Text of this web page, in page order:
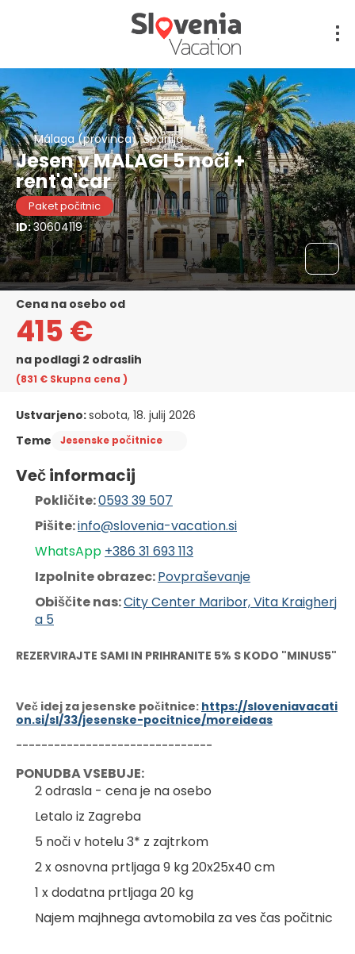
Málaga (provinca), Španija
Jesen v MALAGI 5 noči +
rent'a'car
Paket počitnic
ID:30604119
cena na osebo od
415 €
na podlagi 2 odraslih
(831 € Skupna cena )
Ustvarjeno:sobota, 18. julij 2026
Teme
Jesenske počitnice
Več informacij
Pokličite: 0593 39 507
Pišite: info@slovenia-vacation.si
WhatsApp +386 31 693 113
Izpolnite obrazec: Povpraševanje
Obiščite nas: City Center Maribor, Vita Kraigherj
a 5
REZERVIRAJTE SAMI IN PRIHRANITE 5% S KODO "MINUS5"
Več idej za jesenske počitnice: https://sloveniavacati
on.si/sl/33/jesenske-pocitnice/moreideas
-------------------------------
PONUDBA VSEBUJE:
2 odrasla - cena je na osebo
Letalo iz Zagreba
5 noči v hotelu 3* z zajtrkom
2 x osnovna prtljaga 9 kg 20x25x40 cm
1 x dodatna prtljaga 20 kg
Najem majhnega avtomobila za ves čas počitnic